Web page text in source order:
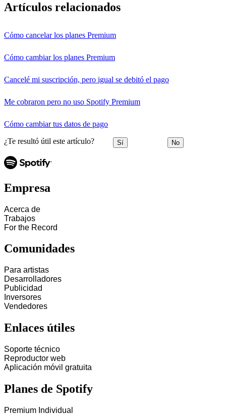
Artículos relacionados
Cómo cancelar los planes Premium
Cómo cambiar los planes Premium
Cancelé mi suscripción, pero igual se debitó el pago
Me cobraron pero no uso Spotify Premium
Cómo cambiar tus datos de pago
¿Te resultó útil este artículo? Sí No
Empresa
Acerca de
Trabajos
For the Record
Comunidades
Para artistas
Desarrolladores
Publicidad
Inversores
Vendedores
Enlaces útiles
Soporte técnico
Reproductor web
Aplicación móvil gratuita
Planes de Spotify
Premium Individual